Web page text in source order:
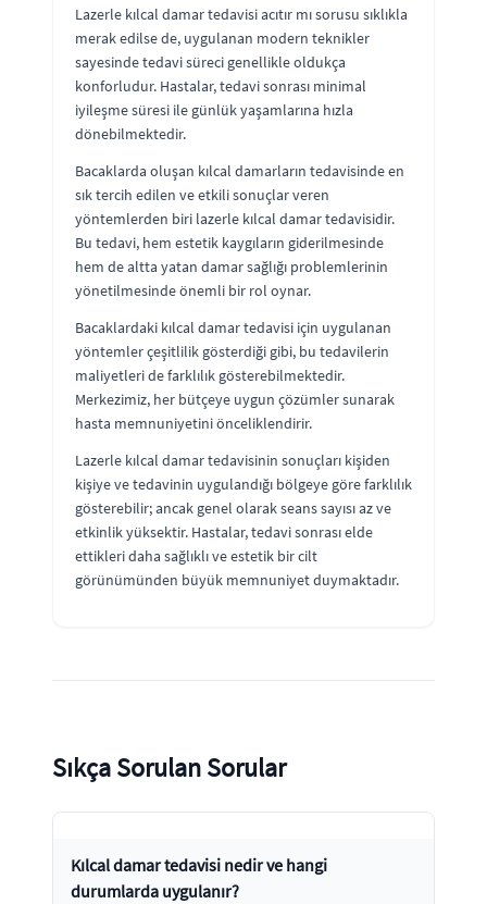
Lazerle kılcal damar tedavisi acıtır mı sorusu sıklıkla
merak edilse de, uygulanan modern teknikler
sayesinde tedavi süreci genellikle oldukça
konforludur. Hastalar, tedavi sonrası minimal
iyileşme süresi ile günlük yaşamlarına hızla
dönebilmektedir.
Bacaklarda oluşan kılcal damarların tedavisinde en
sık tercih edilen ve etkili sonuçlar veren
yöntemlerden biri lazerle kılcal damar tedavisidir.
Bu tedavi, hem estetik kaygıların giderilmesinde
hem de altta yatan damar sağlığı problemlerinin
yönetilmesinde önemli bir rol oynar.
Bacaklardaki kılcal damar tedavisi için uygulanan
yöntemler çeşitlilik gösterdiği gibi, bu tedavilerin
maliyetleri de farklılık gösterebilmektedir.
Merkezimiz, her bütçeye uygun çözümler sunarak
hasta memnuniyetini önceliklendirir.
Lazerle kılcal damar tedavisinin sonuçları kişiden
kişiye ve tedavinin uygulandığı bölgeye göre farklılık
gösterebilir; ancak genel olarak seans sayısı az ve
etkinlik yüksektir. Hastalar, tedavi sonrası elde
ettikleri daha sağlıklı ve estetik bir cilt
görünümünden büyük memnuniyet duymaktadır.
Sıkça Sorulan Sorular
Kılcal damar tedavisi nedir ve hangi
durumlarda uygulanır?